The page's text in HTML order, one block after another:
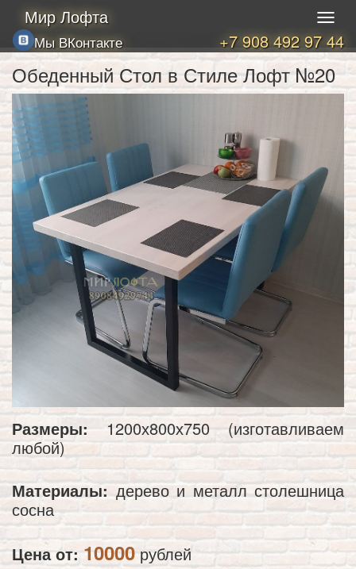
Мир Лофта
+7 908 492 97 44
Мы ВКонтакте
Обеденный Стол в Стиле Лофт №20
Размеры: 1200х800х750 (изготавливаем
любой)
Материалы: дерево и металл столешница
сосна
Цена от: 10000 рублей